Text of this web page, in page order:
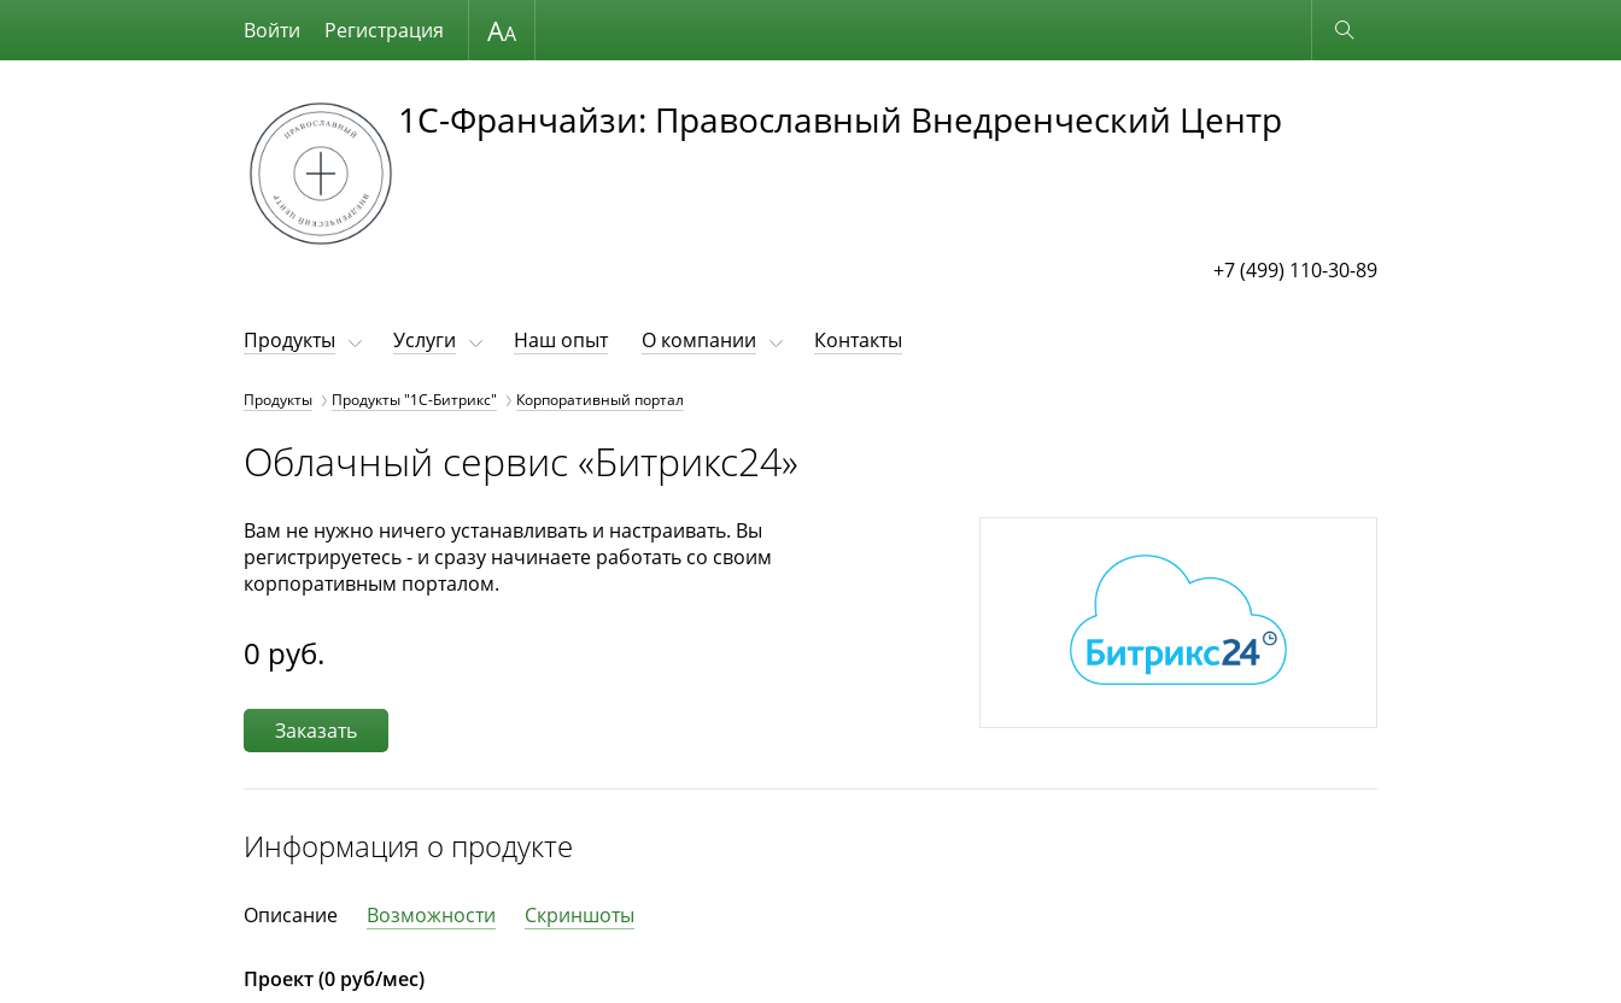
Размер шрифта Обычная версия
1С-Франчайзи: Православный Внедренческий Центр
+7 (499) 110-30-89
Войти Регистрация
Продукты Услуги Наш опыт О компании Контакты
Продукты Продукты "1С-Битрикс" Корпоративный портал
Облачный сервис «Битрикс24»
Вам не нужно ничего устанавливать и настраивать. Вы
регистрируетесь - и сразу начинаете работать со своим
корпоративным порталом.
0 руб.
Заказать
Информация о продукте
Описание Возможности Скриншоты
Проект (0 руб/мес)